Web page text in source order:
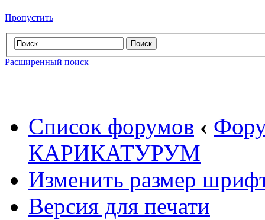
Пропустить
Расширенный поиск
Список форумов ‹
КАРИКАТУРУМ
Изменить размер
Версия для печати